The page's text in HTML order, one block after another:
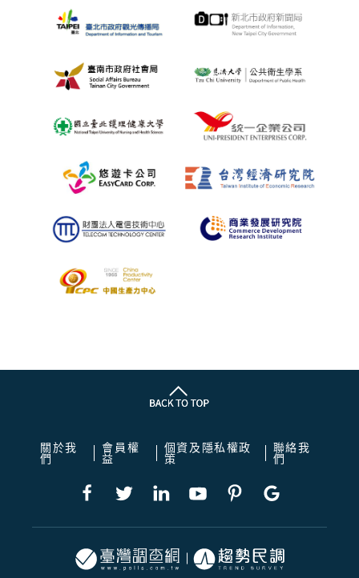
關於我
們
會員權
益
個資及隱私權政
策
聯絡我
們